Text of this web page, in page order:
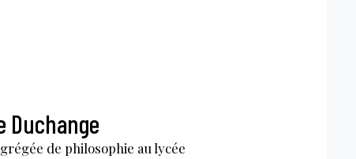
Duchange
de philosophie au lycée